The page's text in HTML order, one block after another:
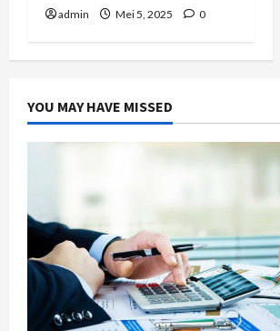
admin Mei 5, 2025 0
YOU MAY HAVE MISSED